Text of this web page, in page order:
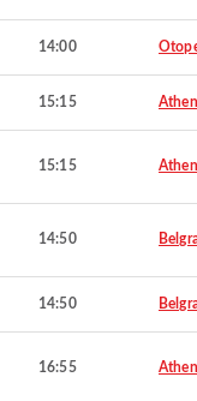
14:00
15:15
15:15
14:50
14:50
16:55